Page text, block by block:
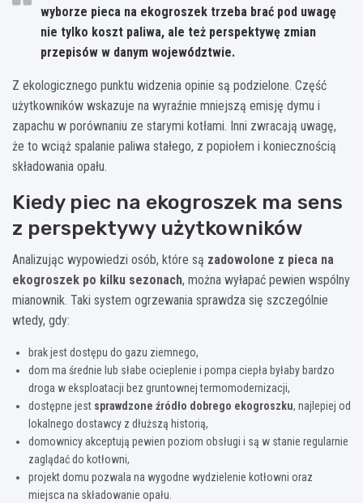
wyborze pieca na ekogroszek trzeba brać pod uwagę
nie tylko koszt paliwa, ale też perspektywę zmian
przepisów w danym województwie.
Z ekologicznego punktu widzenia opinie są podzielone. Część
użytkowników wskazuje na wyraźnie mniejszą emisję dymu i
zapachu w porównaniu ze starymi kotłami. Inni zwracają uwagę,
że to wciąż spalanie paliwa stałego, z popiołem i koniecznością
składowania opału.
Kiedy piec na ekogroszek ma sens
z perspektywy użytkowników
Analizując wypowiedzi osób, które są zadowolone z pieca na
ekogroszek po kilku sezonach, można wyłapać pewien wspólny
mianownik. Taki system ogrzewania sprawdza się szczególnie
wtedy, gdy:
brak jest dostępu do gazu ziemnego,
dom ma średnie lub słabe ocieplenie i pompa ciepła byłaby bardzo
droga w eksploatacji bez gruntownej termomodernizacji,
dostępne jest sprawdzone źródło dobrego ekogroszku, najlepiej od
lokalnego dostawcy z dłuższą historią,
domownicy akceptują pewien poziom obsługi i są w stanie regularnie
zaglądać do kotłowni,
projekt domu pozwala na wygodne wydzielenie kotłowni oraz
miejsca na składowanie opału.